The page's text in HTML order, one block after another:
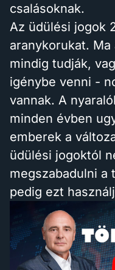
csalásoknak.
Az üdülési jogok
aranykorukat.
mindig tudják,
igénybe venni -
vannak. A
minden évben
emberek a
üdülési jogoktól
megszabadulni a
pedig ezt